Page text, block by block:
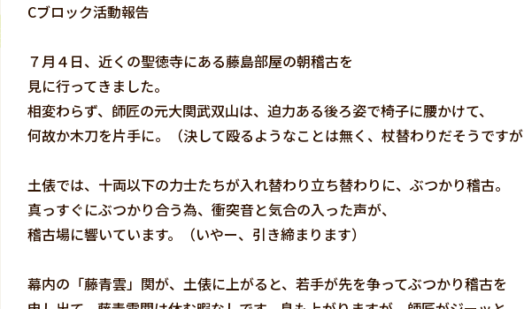
Cブロック活動報告
７月４日、近くの聖徳寺にある藤島部屋の朝稽古を
見に行ってきました。
相変わらず、師匠の元大関武双山は、迫力ある後ろ姿で椅子に腰かけて、
何故か木刀を片手に。（決して殴るようなことは無く、杖替わりだそうですが
土俵では、十両以下の力士たちが入れ替わり立ち替わりに、ぶつかり稽古。
真っすぐにぶつかり合う為、衝突音と気合の入った声が、
稽古場に響いています。（いやー、引き締まります）
幕内の「藤青雲」関が、土俵に上がると、若手が先を争ってぶつかり稽古を